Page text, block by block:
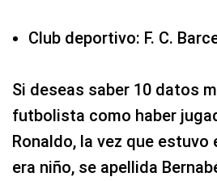
Club deportivo: F. C.
Si deseas saber 10 datos
futbolista como haber
Ronaldo, la vez que estuvo
era niño, se apellida